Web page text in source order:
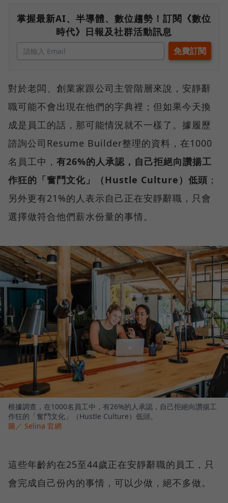
掌握最新AI、半導體、數位趨勢！訂閱《數位
時代》日報及社群活動訊息
對於老闆、創業家跟公司主管階層來說，安靜辭
職可能不會出現在他們的字典裡；但如果今天換
成是員工的話，那可能情況就不一樣了。據履歷
諮詢公司Resume Builder整理的資料，在1000
名員工中， 有26%的人承認，自己拒絕向讚揚工
作狂的「奮鬥文化」（Hustle Culture）低頭 ；
另外更有21%的人表示自己正在安靜辭職，只會
選擇做符合他們薪水份量的事情。
根據調查，在1000名員工中，有26%的人承認，自己拒絕向讚揚工
作狂的「奮鬥文化」（Hustle Culture）低頭。
圖／ Selina 官網
這些年齡約在25至44歲正在安靜辭職的員工，只
會完成自己份內的事情，可以少做，絕不多做。